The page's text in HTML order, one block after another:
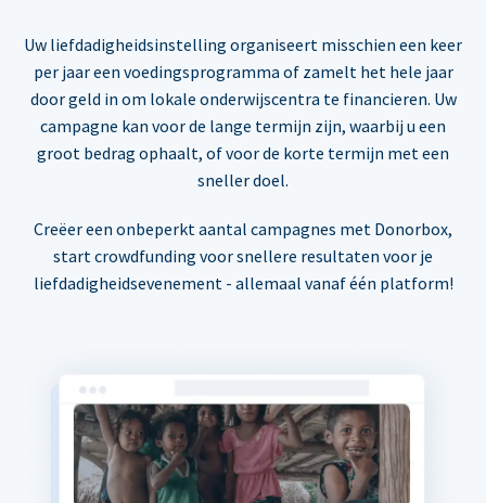
Uw liefdadigheidsinstelling organiseert misschien een keer
per jaar een voedingsprogramma of zamelt het hele jaar
door geld in om lokale onderwijscentra te financieren. Uw
campagne kan voor de lange termijn zijn, waarbij u een
groot bedrag ophaalt, of voor de korte termijn met een
sneller doel.
Creëer een onbeperkt aantal campagnes met Donorbox,
start crowdfunding voor snellere resultaten voor je
liefdadigheidsevenement - allemaal vanaf één platform!